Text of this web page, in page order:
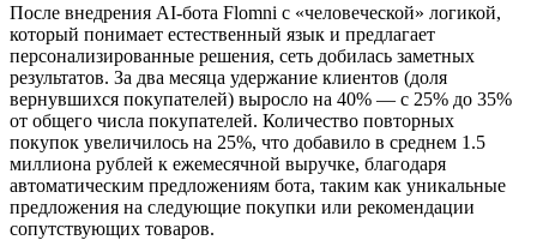
После внедрения AI-бота Flomni с «человеческой» логикой,
который понимает естественный язык и предлагает
персонализированные решения, сеть добилась заметных
результатов. За два месяца удержание клиентов (доля
вернувшихся покупателей) выросло на 40% — с 25% до 35%
от общего числа покупателей. Количество повторных
покупок увеличилось на 25%, что добавило в среднем 1.5
миллиона рублей к ежемесячной выручке, благодаря
автоматическим предложениям бота, таким как уникальные
предложения на следующие покупки или рекомендации
сопутствующих товаров.